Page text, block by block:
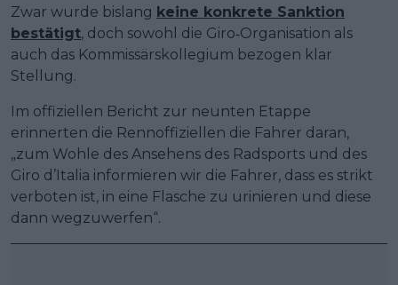
Zwar wurde bislang keine konkrete Sanktion
bestätigt, doch sowohl die Giro‑Organisation als
auch das Kommissärskollegium bezogen klar
Stellung.
Im offiziellen Bericht zur neunten Etappe
erinnerten die Rennoffiziellen die Fahrer daran,
„zum Wohle des Ansehens des Radsports und des
Giro d’Italia informieren wir die Fahrer, dass es strikt
verboten ist, in eine Flasche zu urinieren und diese
dann wegzuwerfen“.